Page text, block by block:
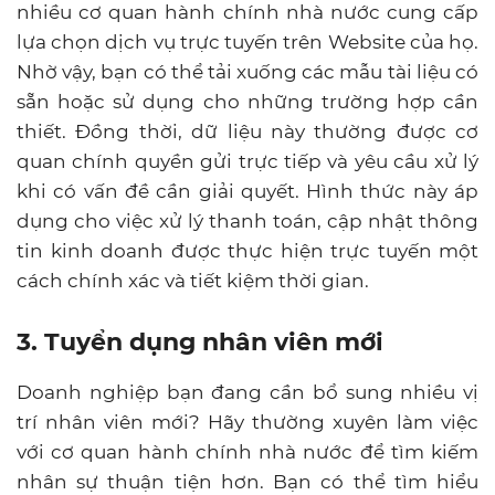
nhiều cơ quan hành chính nhà nước cung cấp
lựa chọn dịch vụ trực tuyến trên Website của họ.
Nhờ vậy, bạn có thể tải xuống các mẫu tài liệu có
sẵn hoặc sử dụng cho những trường hợp cần
thiết. Đồng thời, dữ liệu này thường được cơ
quan chính quyền gửi trực tiếp và yêu cầu xử lý
khi có vấn đề cần giải quyết. Hình thức này áp
dụng cho việc xử lý thanh toán, cập nhật thông
tin kinh doanh được thực hiện trực tuyến một
cách chính xác và tiết kiệm thời gian.
3. Tuyển dụng nhân viên mới
Doanh nghiệp bạn đang cần bổ sung nhiều vị
trí nhân viên mới? Hãy thường xuyên làm việc
với cơ quan hành chính nhà nước để tìm kiếm
nhân sự thuận tiện hơn. Bạn có thể tìm hiểu